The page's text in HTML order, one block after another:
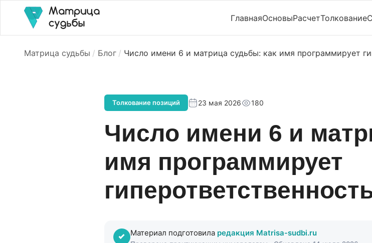
ГлавнаяОсновыРасчетТолкование
Матрица судьбы Блог Число имени 6 и матрица судьбы: как имя программирует
Толкование позиций 23 мая 2026 180
Число имени 6 и
имя программирует
Материал подготовила редакция Matrisa-sudbi.ru